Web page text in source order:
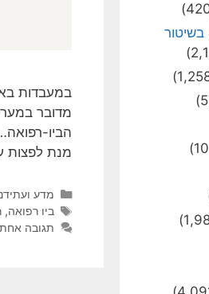
במעבדות
מדובר
הביו-
מנת לפצות
קטגוריות
מדע
תגיות
ביו רפואה,
תגובה אחת